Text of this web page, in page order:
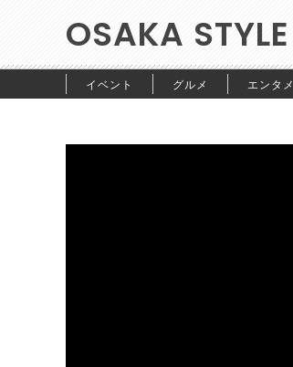
OSAKA STYLE
イベント グルメ エンタメ